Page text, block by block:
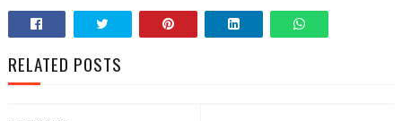
RELATED POSTS